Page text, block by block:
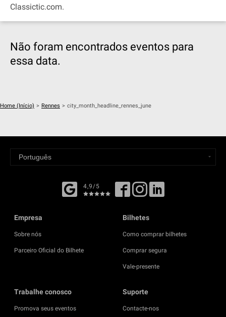
Classictic.com.
Não foram encontrados eventos para
essa data.
Home (Início) > Rennes > city_month_headline_rennes_june
4,9/5
Empresa
Sobre nós
Parceiro Oficial do Bilhete
Bilhetes
Como comprar bilhetes
Comprar segura
Vale-presente
Trabalhe conosco
Promova seus eventos
Suporte
Contacte-nos